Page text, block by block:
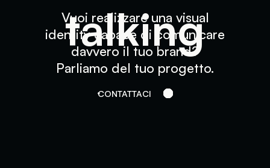
talking
Vuoi realizzare una visual
identity capace di comunicare
davvero il tuo brand?
Parliamo del tuo progetto.
CONTATTACI